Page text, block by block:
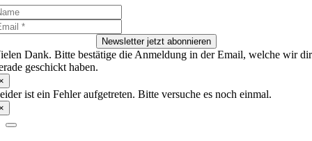
Newsletter jetzt abonnieren
Dank. Bitte bestätige die Anmeldung in der Email, welche wir dir
geschickt haben.
ist ein Fehler aufgetreten. Bitte versuche es noch einmal.